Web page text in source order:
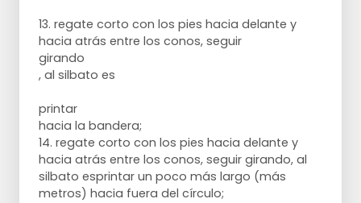
13. regate corto con los pies hacia delante y
hacia atrás entre los conos, seguir
girando
, al silbato es
printar
hacia la bandera;
14. regate corto con los pies hacia delante y
hacia atrás entre los conos, seguir girando, al
silbato esprintar un poco más largo (más
metros) hacia fuera del círculo;